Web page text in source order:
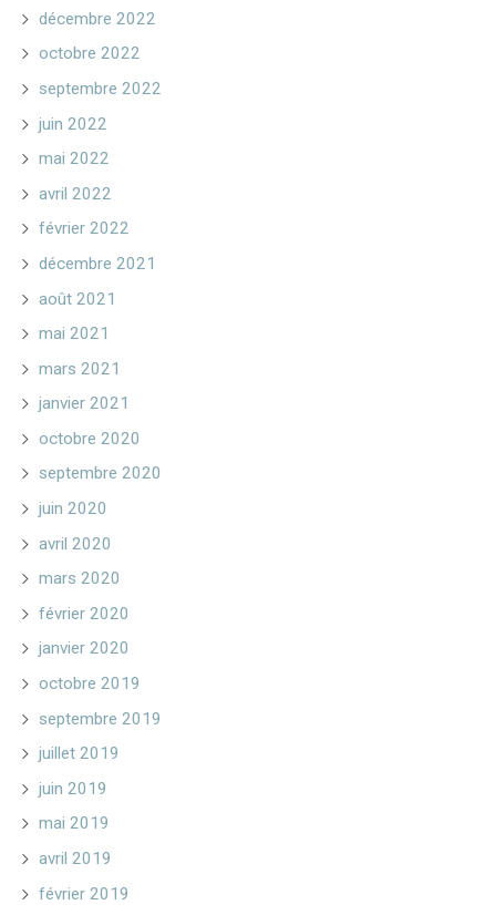
décembre 2022
octobre 2022
septembre 2022
juin 2022
mai 2022
avril 2022
février 2022
décembre 2021
août 2021
mai 2021
mars 2021
janvier 2021
octobre 2020
septembre 2020
juin 2020
avril 2020
mars 2020
février 2020
janvier 2020
octobre 2019
septembre 2019
juillet 2019
juin 2019
mai 2019
avril 2019
février 2019